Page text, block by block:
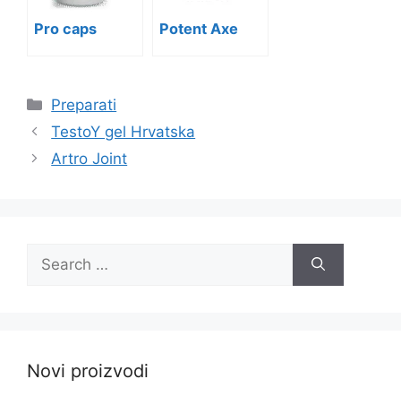
Pro caps Potent Axe
Categories
Preparati
TestoY gel Hrvatska
Artro Joint
for:
Novi proizvodi